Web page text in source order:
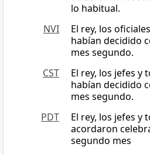
lo habitual.
NVI
El rey, los
habían decidido
mes segundo.
CST
El rey, los jefes y
habían decidido
mes segundo.
PDT
El rey, los jefes y
acordaron
segundo mes